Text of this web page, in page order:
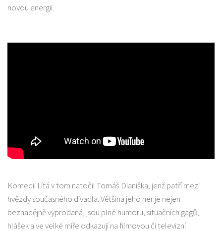
novou energii.
Komedii Lítá v tom natočil Tomáš Dianiška, jenž patří mezi
hvězdy současného divadla. Většina jeho her je nejen
beznadějně vyprodaná, jsou plné humoru, situačních gagů,
hlášek a ve velké míře odkazují na filmovou či televizní